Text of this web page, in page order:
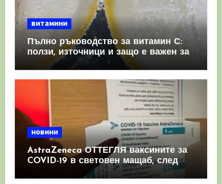
витамини
Пълно ръководство за витамин С:
ползи, източници и защо е важен за
имунната система
новини
AstraZeneca ОТТЕГЛЯ ваксините за
COVID-19 в световен мащаб, след
като призна, че те причиняват